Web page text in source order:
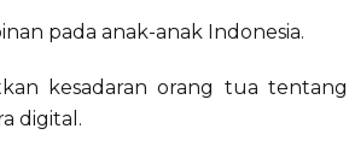
pada anak-anak Indonesia.
kesadaran orang tua tentang
digital.